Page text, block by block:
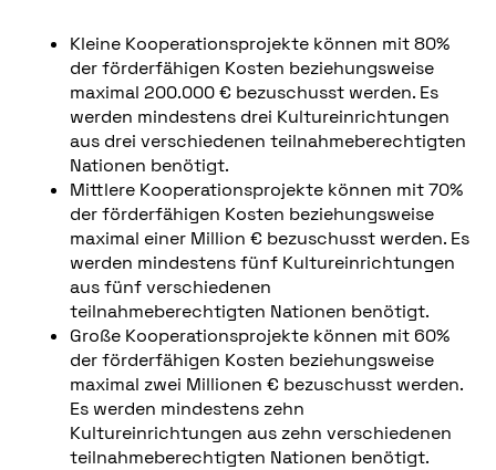
Kleine Kooperationsprojekte können mit 80%
der förderfähigen Kosten beziehungsweise
maximal 200.000 € bezuschusst werden. Es
werden mindestens drei Kultureinrichtungen
aus drei verschiedenen teilnahmeberechtigten
Nationen benötigt.
Mittlere Kooperationsprojekte können mit 70%
der förderfähigen Kosten beziehungsweise
maximal einer Million € bezuschusst werden. Es
werden mindestens fünf Kultureinrichtungen
aus fünf verschiedenen
teilnahmeberechtigten Nationen benötigt.
Große Kooperationsprojekte können mit 60%
der förderfähigen Kosten beziehungsweise
maximal zwei Millionen € bezuschusst werden.
Es werden mindestens zehn
Kultureinrichtungen aus zehn verschiedenen
teilnahmeberechtigten Nationen benötigt.